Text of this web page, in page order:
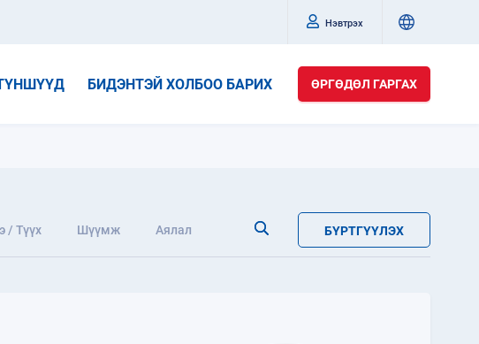
Нэвтрэх
БИДЭНТЭЙ ХОЛБОО БАРИХ ӨРГӨДӨЛ ГАРГАХ
/ Түүх Шүүмж Аялал БҮРТГҮҮЛЭХ